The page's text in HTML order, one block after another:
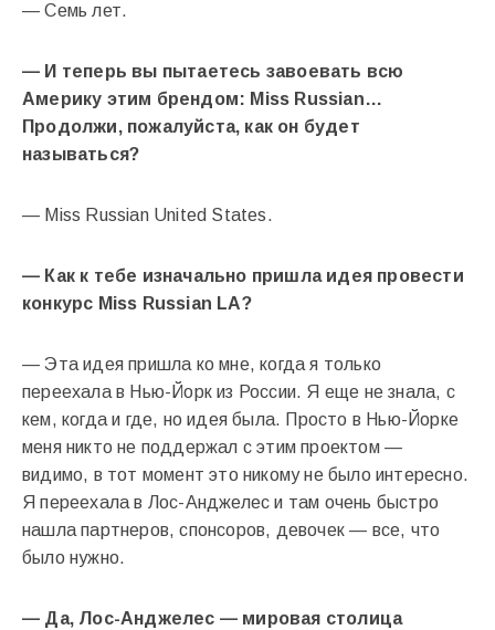
— Семь лет.
— И теперь вы пытаетесь завоевать всю
Америку этим брендом: Miss Russian…
Продолжи, пожалуйста, как он будет
называться?
— Miss Russian United States.
— Как к тебе изначально пришла идея провести
конкурс Miss Russian LA?
— Эта идея пришла ко мне, когда я только
переехала в Нью-Йорк из России. Я еще не знала, с
кем, когда и где, но идея была. Просто в Нью-Йорке
меня никто не поддержал с этим проектом —
видимо, в тот момент это никому не было интересно.
Я переехала в Лос-Анджелес и там очень быстро
нашла партнеров, спонсоров, девочек — все, что
было нужно.
— Да, Лос-Анджелес — мировая столица